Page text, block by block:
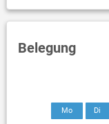
Belegung
Mo Di